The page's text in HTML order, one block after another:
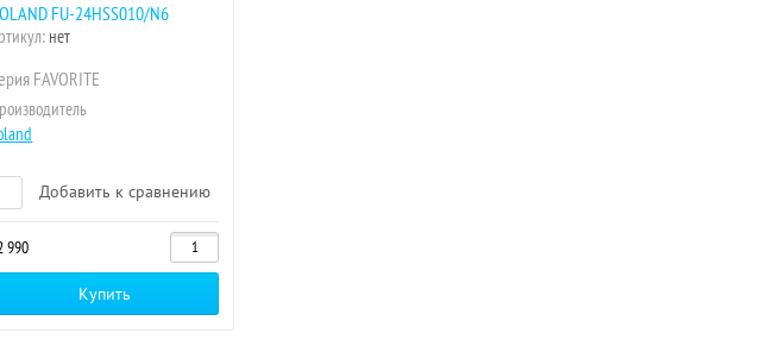
FU-24HSS010/N6
нет
FAVORITE
Добавить к сравнению
990
Купить